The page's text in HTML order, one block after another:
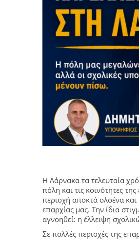
Η Λάρνακα τα τελευταία
πόλη και τις κοινότητες
περιοχή αποκτά ολοένα και
επαρχίας μας. Την ίδια
αγνοηθεί: η έλλειψη
Σε πολλές περιοχές της